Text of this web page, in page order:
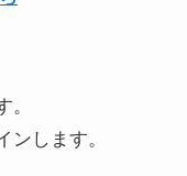
。
ンします。